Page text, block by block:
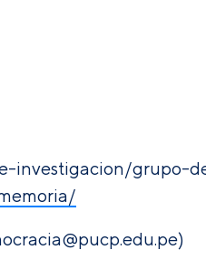
investigacion/grupo-